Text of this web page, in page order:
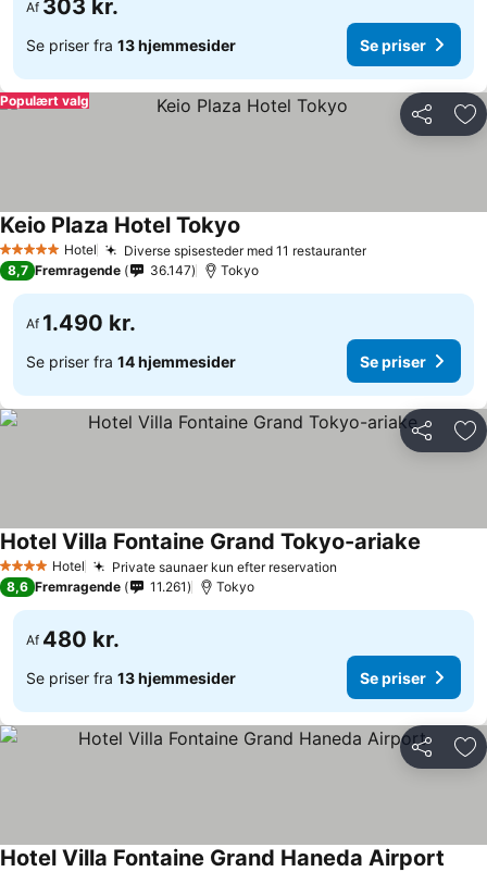
Af 303 kr.
Se priser fra 13 hjemmesider Se priser
Del
Populært valg
5 Stjerner Hotel Diverse spisesteder med 11 restauranter
Keio Plaza Hotel Tokyo
8,7 Fremragende 36.147 Tokyo
Af 1.490 kr.
Se priser fra 14 hjemmesider Se priser
Del
4 StjernerHotel Private saunaer kun efter reservation
Hotel Villa Fontaine Grand Tokyo-ariake
8,6 Fremragende 11.261 Tokyo
Af 480 kr.
Se priser fra 13 hjemmesider Se priser
Del
Hotel Villa Fontaine Grand Haneda Airport